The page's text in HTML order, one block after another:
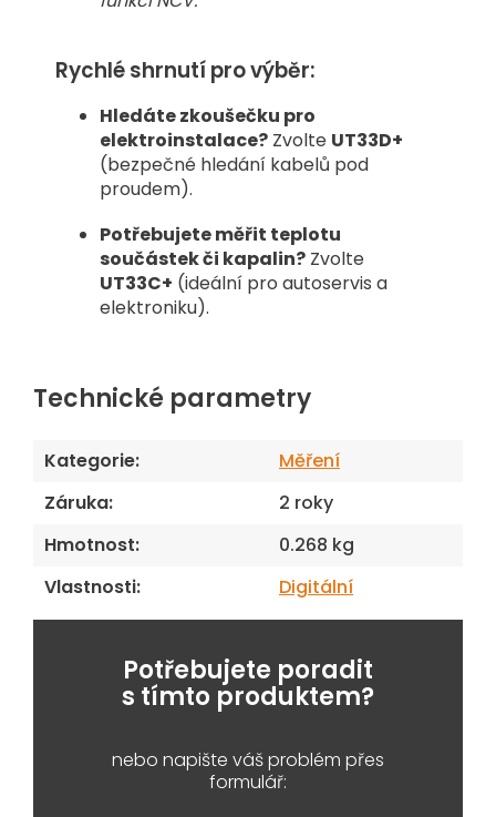
Rychlé shrnutí pro výběr:
Hledáte zkoušečku pro
elektroinstalace? Zvolte UT33D+
(bezpečné hledání kabelů pod
proudem).
Potřebujete měřit teplotu
součástek či kapalin? Zvolte
UT33C+ (ideální pro autoservis a
elektroniku).
Technické parametry
Kategorie:
Měření
Záruka:
2 roky
Hmotnost:
0.268 kg
Vlastnosti: Digitální
Potřebujete poradit
s tímto produktem?
nebo napište váš problém přes
formulář: